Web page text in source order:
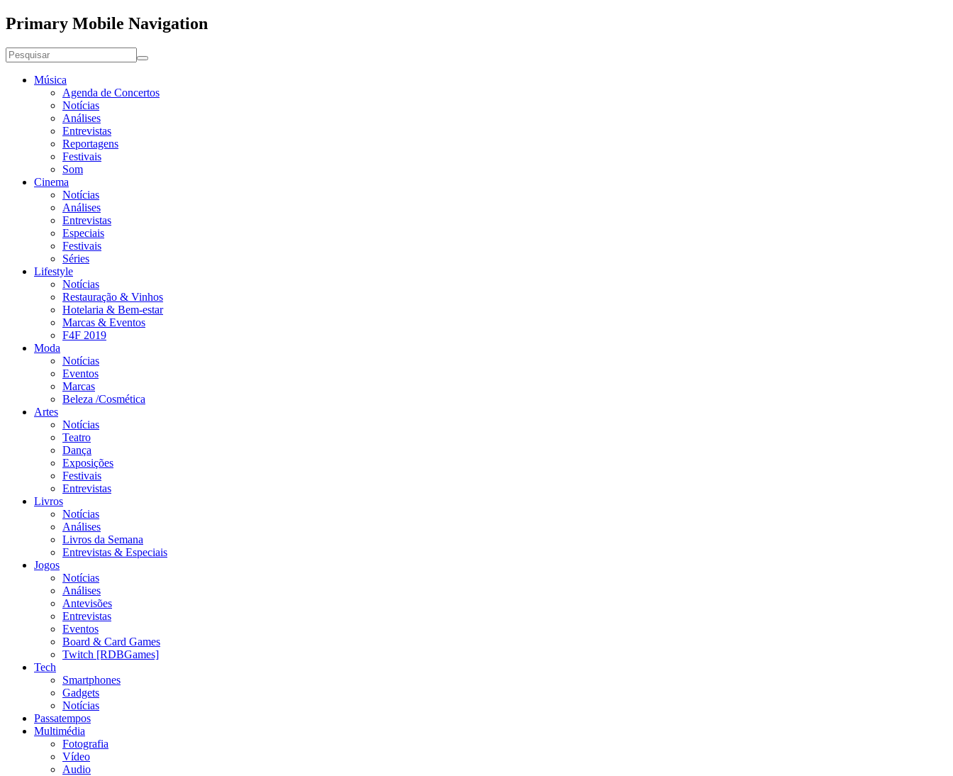
Primary Mobile Navigation
Música
Agenda de Concertos
Notícias
Análises
Entrevistas
Reportagens
Festivais
Som
Cinema
Notícias
Análises
Entrevistas
Especiais
Festivais
Séries
Lifestyle
Notícias
Restauração & Vinhos
Hotelaria & Bem-estar
Marcas & Eventos
F4F 2019
Moda
Notícias
Eventos
Marcas
Beleza /Cosmética
Artes
Notícias
Teatro
Dança
Exposições
Festivais
Entrevistas
Livros
Notícias
Análises
Livros da Semana
Entrevistas & Especiais
Jogos
Notícias
Análises
Antevisões
Entrevistas
Eventos
Board & Card Games
Twitch [RDBGames]
Tech
Smartphones
Gadgets
Notícias
Passatempos
Multimédia
Fotografia
Vídeo
Audio